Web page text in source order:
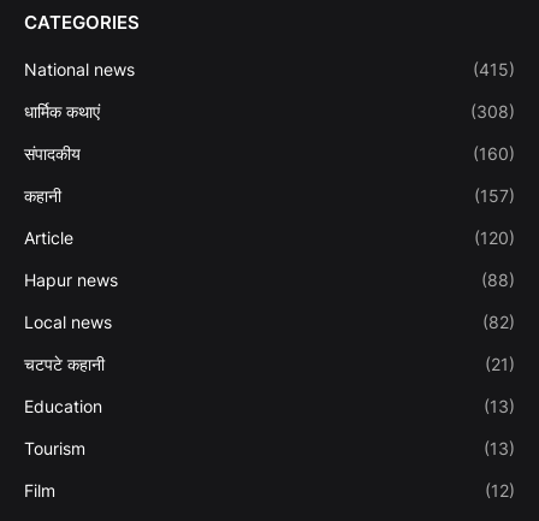
CATEGORIES
National news (415)
धार्मिक कथाएं (308)
संपादकीय (160)
कहानी (157)
Article (120)
Hapur news (88)
Local news (82)
चटपटे कहानी (21)
Education (13)
Tourism (13)
Film (12)